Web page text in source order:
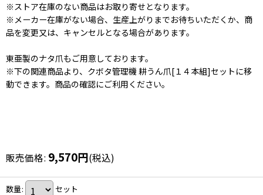
※ストア在庫のない商品はお取り寄せとなります。
※メーカー在庫がない場合、生産上がりまでお待ちいただくか、商
品を変更又は、キャンセルとなる場合があります。
東亜製のナタ爪もご用意しております。
※下の関連商品より、クボタ管理機 耕うん爪[１４本組]セットに移
動できます。商品の確認にご利用ください。
販売価格: 9,570円(税込)
数量: セット